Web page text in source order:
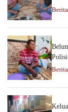
Berita
Polisi
Berita